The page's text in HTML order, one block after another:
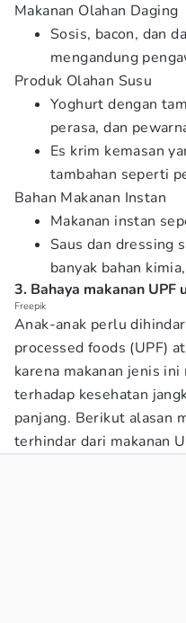
Makanan Olahan Daging
Sosis, bacon, dan
mengandung
Produk Olahan Susu
Yoghurt dengan
perasa, dan
Es krim kemasan
tambahan seperti
Bahan Makanan Instan
Makanan instan
Saus dan dressing
banyak bahan
3. Bahaya makanan UPF
Freepik
Anak-anak perlu
processed foods (UPF)
karena makanan jenis
terhadap kesehatan
panjang. Berikut alasan
terhindar dari makanan